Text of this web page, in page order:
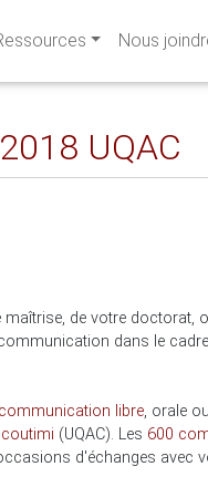
Nous
UQAC
de votre doctorat,
dans le
libre, orale
(UQAC). Les 600
d'échanges